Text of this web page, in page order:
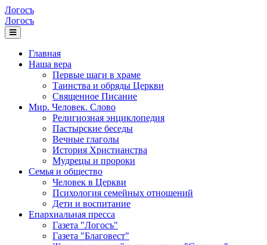
Логосъ
Логосъ
Главная
Наша вера
Первые шаги в храме
Таинства и обряды Церкви
Священное Писание
Мир. Человек. Слово
Религиозная энциклопедия
Пастырские беседы
Вечные глаголы
История Христианства
Мудрецы и пророки
Семья и общество
Человек в Церкви
Психология семейных отношений
Дети и воспитание
Епархиальная пресса
Газета "Логосъ"
Газета "Благовест"